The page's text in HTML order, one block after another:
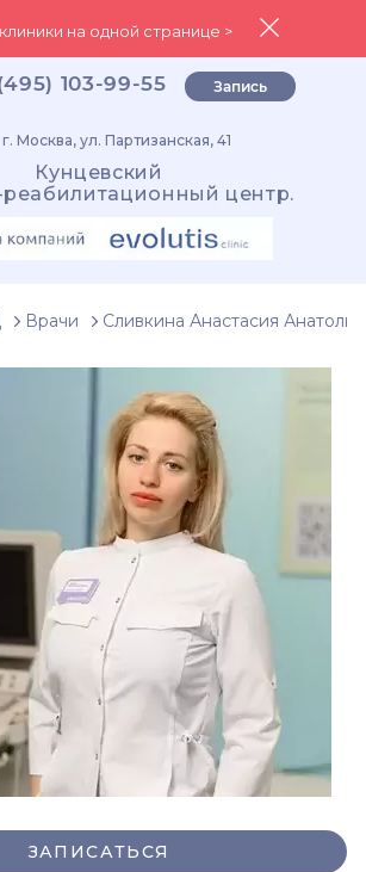
на одной странице >
103-99-55 Запись
г. Москва, ул. Партизанская, 41
Кунцевский
центр.
Врачи Сливкина Анастасия
ЗАПИСАТЬСЯ